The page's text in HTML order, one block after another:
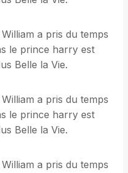
a pris du temps
le prince harry est
Belle la Vie.
a pris du temps
le prince harry est
Belle la Vie.
a pris du temps